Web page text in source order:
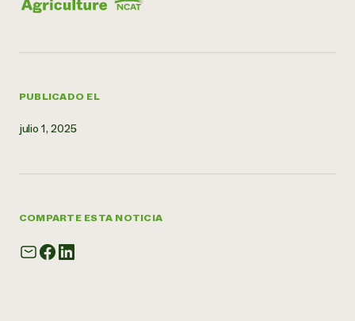
PUBLICADO EL
julio 1, 2025
COMPARTE ESTA NOTICIA